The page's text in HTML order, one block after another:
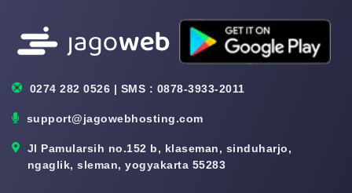
0274 282 0526 | SMS : 0878-3933-2011
support@jagowebhosting.com
Jl Pamularsih no.152 b, klaseman, sinduharjo,
ngaglik, sleman, yogyakarta 55283